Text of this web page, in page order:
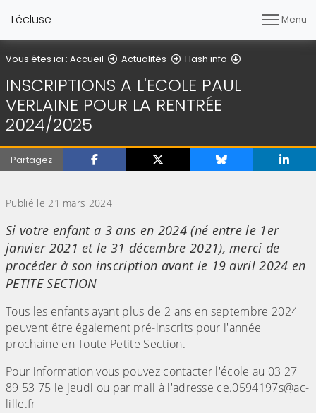
Lécluse Menu
Vous êtes ici : Accueil Actualités Flash info
INSCRIPTIONS A L'ECOLE PAUL
VERLAINE POUR LA RENTRÉE
2024/2025
Partagez
Publié le 21 mars 2024
Si votre enfant a 3 ans en 2024 (né entre le 1er
janvier 2021 et le 31 décembre 2021), merci de
procéder à son inscription avant le 19 avril 2024 en
PETITE SECTION
Tous les enfants ayant plus de 2 ans en septembre 2024
peuvent être également pré-inscrits pour l'année
prochaine en Toute Petite Section.
Pour information vous pouvez contacter l'école au 03 27
89 53 75 le jeudi ou par mail à l'adresse ce.0594197s@ac-
lille.fr